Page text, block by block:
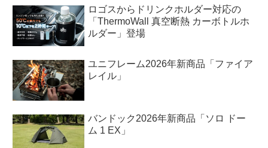
ロゴスからドリンクホルダー対応の
「ThermoWall 真空断熱 カーボトルホ
ルダー」登場
ユニフレーム2026年新商品「ファイア
レイル」
バンドック2026年新商品「ソロ ドー
ム 1 EX」